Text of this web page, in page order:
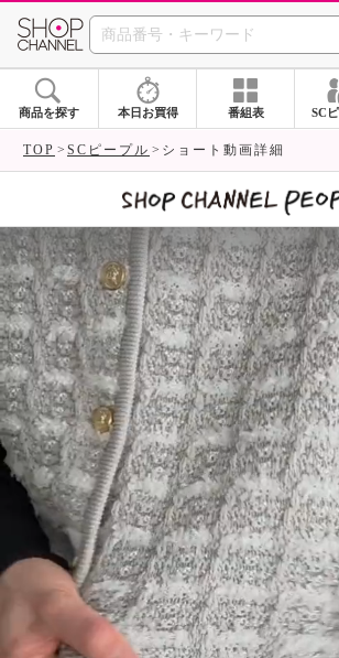
SHOP
商品を探す 本日お買得 番組表 SC
TOP SCピープル ショート動画詳細